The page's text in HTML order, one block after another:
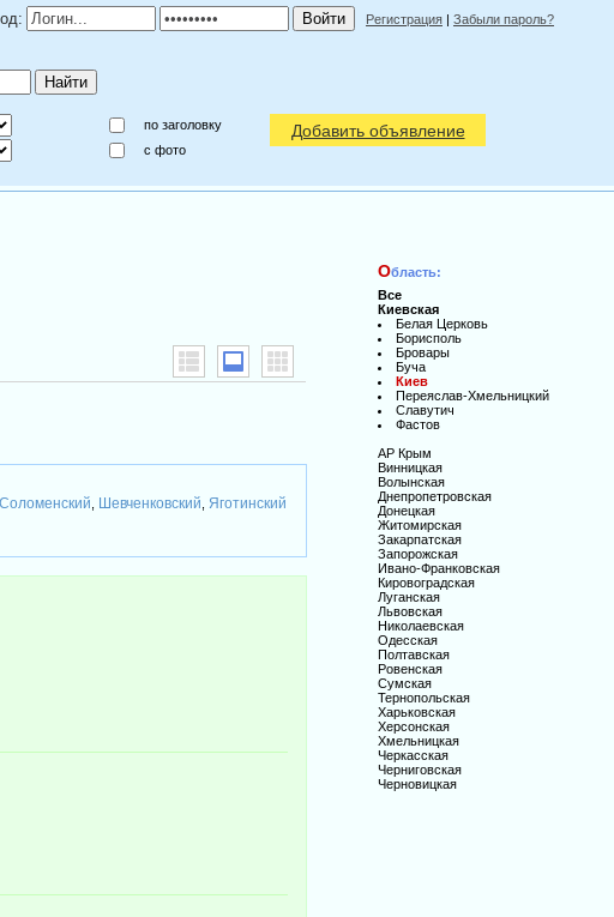
Регистрация | Забыли пароль?
по заголовку
c фото
Добавить объявление
Соломенский Шевченковский Яготинский
Область:
Все
Киевская
Белая Церковь
Борисполь
Бровары
Буча
Киев
Переяслав-Хмельницкий
Славутич
Фастов
АР Крым
Винницкая
Волынская
Днепропетровская
Донецкая
Житомирская
Закарпатская
Запорожская
Ивано-Франковская
Кировоградская
Луганская
Львовская
Николаевская
Одесская
Полтавская
Ровенская
Сумская
Тернопольская
Харьковская
Херсонская
Хмельницкая
Черкасская
Черниговская
Черновицкая